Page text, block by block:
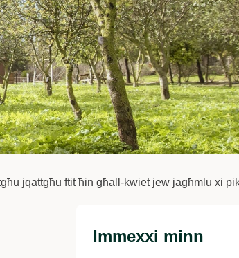
jqattgħu ftit ħin għall-kwiet jew jagħmlu xi
Immexxi minn